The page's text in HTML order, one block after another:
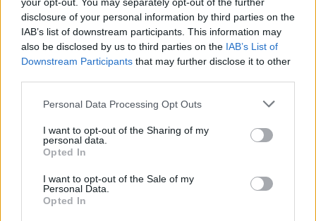
disclosure of your personal information by third parties on the
IAB’s list of downstream participants. This information may
also be disclosed by us to third parties on the IAB’s List of
Downstream Participants that may further disclose it to other
Please note that this website/app uses one or more Google
not limited to your visit or usage behaviour. You may click to
grant or deny consent to Google and its third-party tags to
use your data for below specified purposes in below Google
consent section.
Personal Data Processing Opt Outs
I want to opt-out of the Sharing of my
personal data.
Opted In
I want to opt-out of the Sale of my
Personal Data.
Opted In
τα οποία έχεις διαφορετική αίσθηση στο τιμόνι
και στην απόκριση του πεντάλ γκαζιού. Όμως
πρέπει να γνωρίζεις ότι στο Sport θα κάψεις
περισσότερο καύσιμο αλλά θα ευχαριστηθείς τις
επιδόσεις.